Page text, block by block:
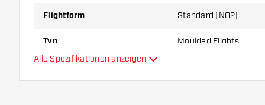
Flightform Standard (NO2)
Typ Moulded Flights
Alle Spezifikationen anzeigen